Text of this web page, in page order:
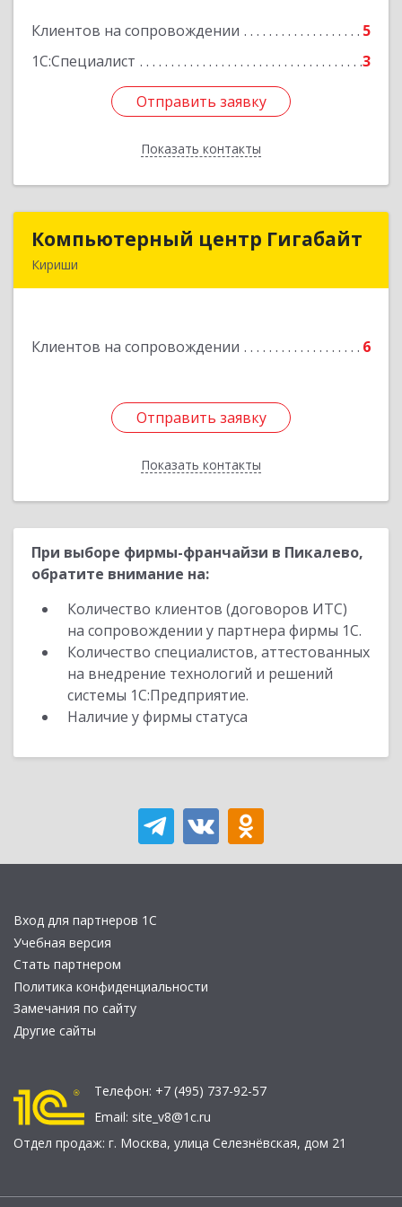
Клиентов на сопровождении
5
1С:Специалист
3
Отправить заявку
Показать контакты
Подробнее
Отправить заявку
Назад
Компьютерный центр Гигабайт
Кириши
Клиентов на сопровождении 6
Отправить заявку
Показать контакты
Компьютерный центр Гигабайт
Подробнее
Отправить заявку
Назад
При выборе фирмы-франчайзи в Пикалево,
обратите внимание на:
Количество клиентов (договоров ИТС)
на сопровождении у партнера фирмы 1С.
Количество специалистов, аттестованных
на внедрение технологий и решений
системы 1С:Предприятие.
Наличие у фирмы статуса
Вход для партнеров 1С
Учебная версия
Стать партнером
Политика конфиденциальности
Замечания по сайту
Другие сайты
Телефон: +7 (495) 737-92-57
Email: site_v8@1c.ru
Отдел продаж: г. Москва, улица Селезнёвская, дом 21